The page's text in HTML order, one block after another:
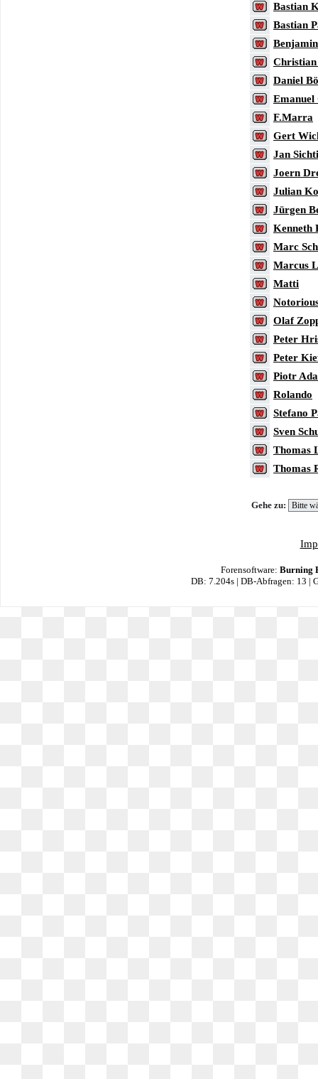
Bastian
Bastian
Daniel
Emanuel
F.Marra
Gert
Jan
Joern
Julian
Jürgen
Kenneth
Marc
Marcus
Matti
Olaf
Peter
Peter
Piotr
Rolando
Stefano
Sven
Thomas
Thomas
Gehe zu:
Forensoftware: Burning
DB: 7.204s | DB-Abfragen: 13 |